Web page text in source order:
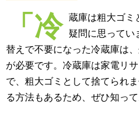
「冷 蔵庫は粗大ゴミ
疑問に思ってい
替えで不要になった冷蔵庫は
が必要です。冷蔵庫は家電リ
で、粗大ゴミとして捨てられ
る方法もあるため、ぜひ知って